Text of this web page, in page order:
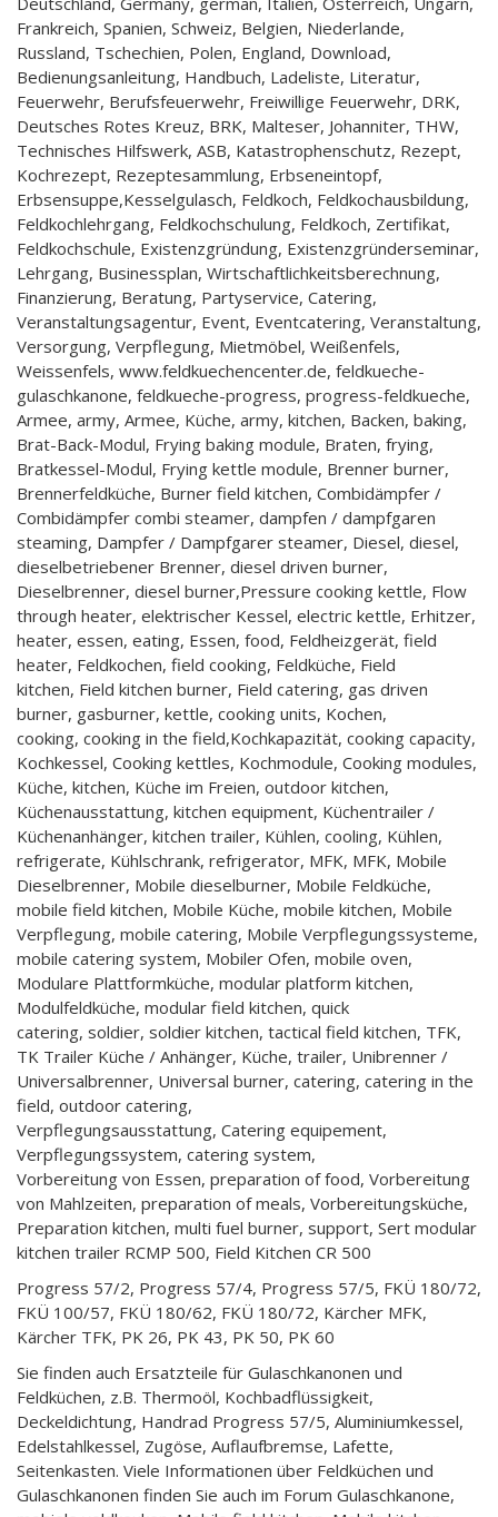
Frankreich, Spanien, Schweiz, Belgien, Niederlande,
Russland, Tschechien, Polen, England, Download,
Bedienungsanleitung, Handbuch, Ladeliste, Literatur,
Feuerwehr, Berufsfeuerwehr, Freiwillige Feuerwehr, DRK,
Deutsches Rotes Kreuz, BRK, Malteser, Johanniter, THW,
Technisches Hilfswerk, ASB, Katastrophenschutz, Rezept,
Kochrezept, Rezeptesammlung, Erbseneintopf,
Erbsensuppe,Kesselgulasch, Feldkoch, Feldkochausbildung,
Feldkochlehrgang, Feldkochschulung, Feldkoch, Zertifikat,
Feldkochschule, Existenzgründung, Existenzgründerseminar,
Lehrgang, Businessplan, Wirtschaftlichkeitsberechnung,
Finanzierung, Beratung, Partyservice, Catering,
Veranstaltungsagentur, Event, Eventcatering, Veranstaltung,
Versorgung, Verpflegung, Mietmöbel, Weißenfels,
Weissenfels, www.feldkuechencenter.de, feldkueche-
gulaschkanone, feldkueche-progress, progress-feldkueche,
Armee, army, Armee, Küche, army, kitchen, Backen, baking,
Brat-Back-Modul, Frying baking module, Braten, frying,
Bratkessel-Modul, Frying kettle module, Brenner burner,
Brennerfeldküche, Burner field kitchen, Combidämpfer /
Combidämpfer combi steamer, dampfen / dampfgaren
steaming, Dampfer / Dampfgarer steamer, Diesel, diesel,
dieselbetriebener Brenner, diesel driven burner,
Dieselbrenner, diesel burner,Pressure cooking kettle, Flow
through heater, elektrischer Kessel, electric kettle, Erhitzer,
heater, essen, eating, Essen, food, Feldheizgerät, field
heater, Feldkochen, field cooking, Feldküche, Field
kitchen, Field kitchen burner, Field catering, gas driven
burner, gasburner, kettle, cooking units, Kochen,
cooking, cooking in the field,Kochkapazität, cooking capacity,
Kochkessel, Cooking kettles, Kochmodule, Cooking modules,
Küche, kitchen, Küche im Freien, outdoor kitchen,
Küchenausstattung, kitchen equipment, Küchentrailer /
Küchenanhänger, kitchen trailer, Kühlen, cooling, Kühlen,
refrigerate, Kühlschrank, refrigerator, MFK, MFK, Mobile
Dieselbrenner, Mobile dieselburner, Mobile Feldküche,
mobile field kitchen, Mobile Küche, mobile kitchen, Mobile
Verpflegung, mobile catering, Mobile Verpflegungssysteme,
mobile catering system, Mobiler Ofen, mobile oven,
Modulare Plattformküche, modular platform kitchen,
Modulfeldküche, modular field kitchen, quick
catering, soldier, soldier kitchen, tactical field kitchen, TFK,
TK Trailer Küche / Anhänger, Küche, trailer, Unibrenner /
Universalbrenner, Universal burner, catering, catering in the
field, outdoor catering,
Verpflegungsausstattung, Catering equipement,
Verpflegungssystem, catering system,
Vorbereitung von Essen, preparation of food, Vorbereitung
von Mahlzeiten, preparation of meals, Vorbereitungsküche,
Preparation kitchen, multi fuel burner, support, Sert modular
kitchen trailer RCMP 500, Field Kitchen CR 500
Progress 57/2, Progress 57/4, Progress 57/5, FKÜ 180/72,
FKÜ 100/57, FKÜ 180/62, FKÜ 180/72, Kärcher MFK,
Kärcher TFK, PK 26, PK 43, PK 50, PK 60
Sie finden auch Ersatzteile für Gulaschkanonen und
Feldküchen, z.B. Thermoöl, Kochbadflüssigkeit,
Deckeldichtung, Handrad Progress 57/5, Aluminiumkessel,
Edelstahlkessel, Zugöse, Auflaufbremse, Lafette,
Seitenkasten. Viele Informationen über Feldküchen und
Gulaschkanonen finden Sie auch im Forum Gulaschkanone,